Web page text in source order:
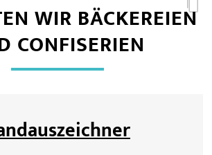
WIR BÄCKEREIEN
CONFISERIEN